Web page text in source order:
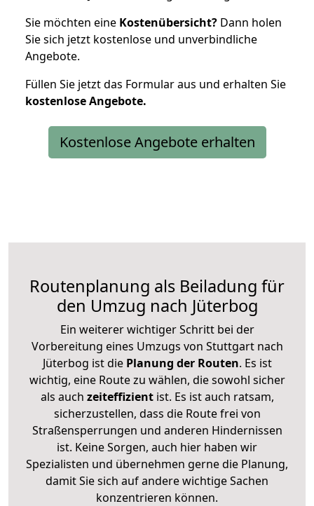
Sie möchten eine Kostenübersicht? Dann holen
Sie sich jetzt kostenlose und unverbindliche
Angebote.
Füllen Sie jetzt das Formular aus und erhalten Sie
kostenloseAngebote.
Kostenlose Angebote erhalten
Routenplanung als Beiladung für
den Umzug nach Jüterbog
Ein weiterer wichtiger Schritt bei der
Vorbereitung eines Umzugs von Stuttgart nach
Jüterbog ist diePlanung der Routen. Es ist
wichtig, eine Route zu wählen, die sowohl sicher
als auch zeiteffizientist. Es ist auch ratsam,
sicherzustellen, dass die Route frei von
Straßensperrungen und anderen Hindernissen
ist. Keine Sorgen, auch hier haben wir
Spezialisten und übernehmen gerne die Planung,
damit Sie sich auf andere wichtige Sachen
konzentrieren können.